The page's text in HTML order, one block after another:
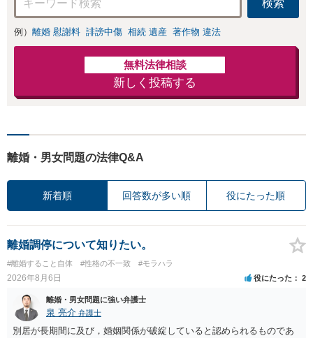
検索
例） 離婚 慰謝料 誹謗中傷 相続 遺産 著作物 違法
無料法律相談
新しく投稿する
離婚・男女問題の法律Q&A
新着順 回答数が多い順 役にたった順
離婚調停について知りたい。
#離婚すること自体 #性格の不一致 #モラハラ
2026年8月6日 役にたった 2
離婚・男女問題に強い弁護士
泉 亮介 弁護士
別居が長期間に及び，婚姻関係が破綻していると認められるものであ